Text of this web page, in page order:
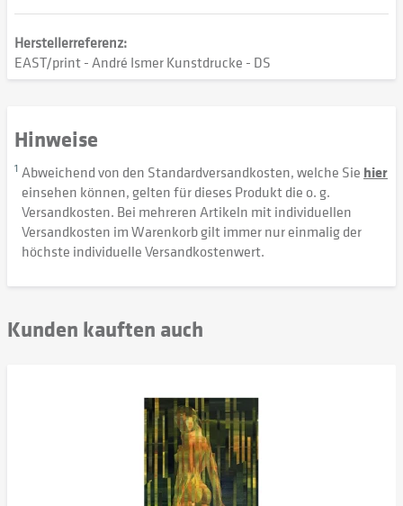
Herstellerreferenz:
EAST/print - André Ismer Kunstdrucke - DS
Hinweise
1 Abweichend von den Standardversandkosten, welche Sie hier
einsehen können, gelten für dieses Produkt die o. g.
Versandkosten. Bei mehreren Artikeln mit individuellen
Versandkosten im Warenkorb gilt immer nur einmalig der
höchste individuelle Versandkostenwert.
Kunden kauften auch